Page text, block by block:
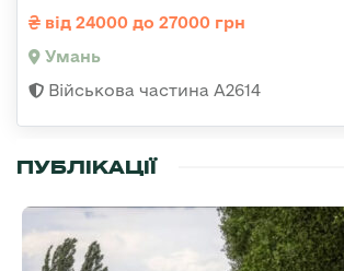
від 24000 до 27000 грн
Умань
Військова частина А2614
ПУБЛІКАЦІЇ